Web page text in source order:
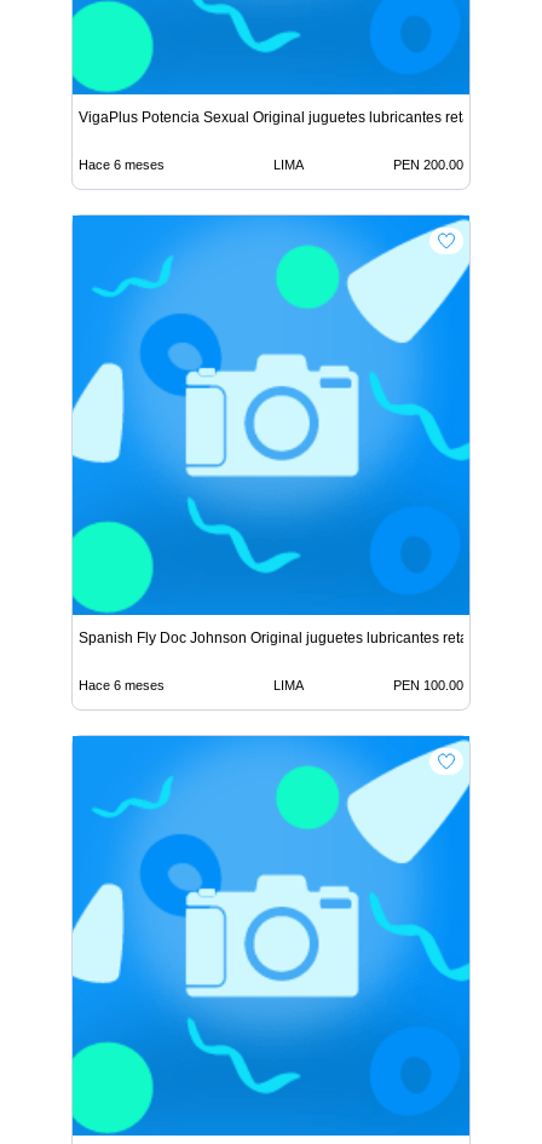
VigaPlus Potencia Sexual Original juguetes lubricantes reta
Hace 6 meses LIMA PEN 200.00
Spanish Fly Doc Johnson Original juguetes lubricantes retar
Hace 6 meses LIMA PEN 100.00